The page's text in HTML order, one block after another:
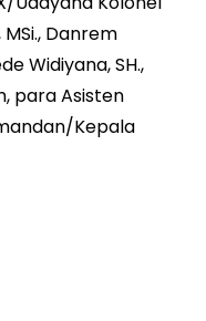
MSi., Danrem
Widiyana, SH.,
para Asisten
Kepala